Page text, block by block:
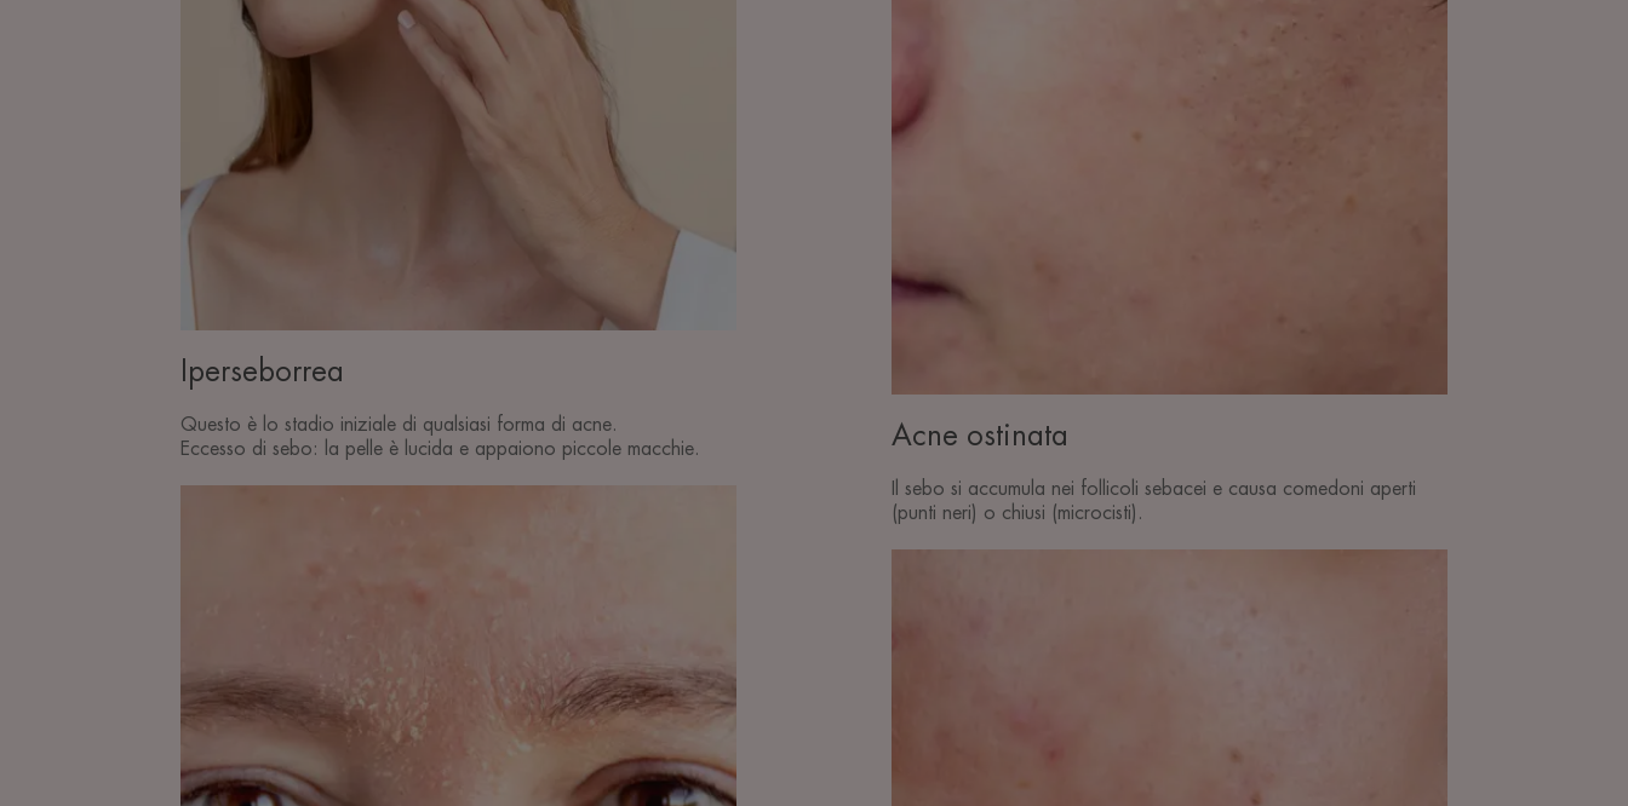
Iperseborrea
Questo è lo stadio iniziale di qualsiasi forma di acne.
Eccesso di sebo: la pelle è lucida e appaiono piccole macchie.
Acne ostinata
Il sebo si accumula nei follicoli sebacei e causa comedoni aperti
(punti neri) o chiusi (microcisti).